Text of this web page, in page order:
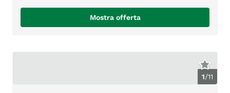
Mostra offerta
1/11